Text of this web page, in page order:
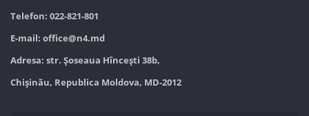
Telefon: 022-821-801
E-mail: office@n4.md
Adresa: str. Șoseaua Hînceşti 38b,
Chișinău, Republica Moldova, MD-2012